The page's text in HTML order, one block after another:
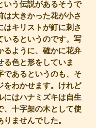
いう伝説があるそうで
は大きかった花が小さ
はキリストが釘に刺さ
いるというのです。写
るように、確かに花弁
る色と形をしていま
であるというのも、そ
をわかせます。けれど
にはハナミズキは自生
、十字架の木として使
ませんでした。